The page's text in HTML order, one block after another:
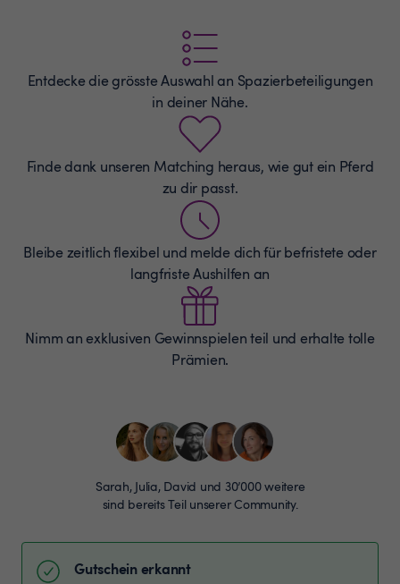
Entdecke die grösste Auswahl an Spazierbeteiligungen
in deiner Nähe.
Finde dank unseren Matching heraus, wie gut ein Pferd
zu dir passt.
Bleibe zeitlich flexibel und melde dich für befristete oder
langfriste Aushilfen an
Nimm an exklusiven Gewinnspielen teil und erhalte tolle
Prämien.
Sarah, Julia, David und 30’000 weitere
sind bereits Teil unserer Community.
Gutschein erkannt